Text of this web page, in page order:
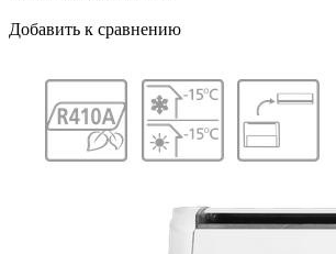
Добавить к сравнению